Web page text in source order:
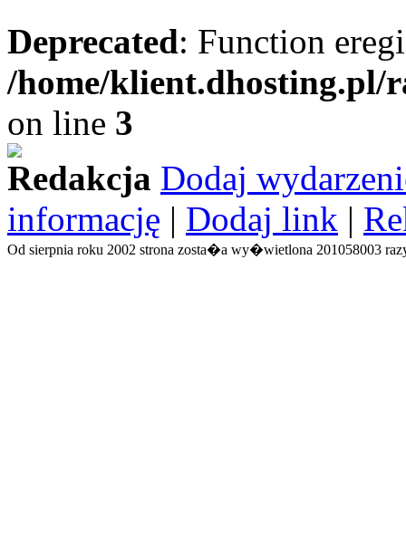
Deprecated: Function
/home/
on line 3
Redakcja Dodaj
informację | Dodaj link |
Od sierpnia roku 2002 strona zosta�a wy�wietlona 201058003